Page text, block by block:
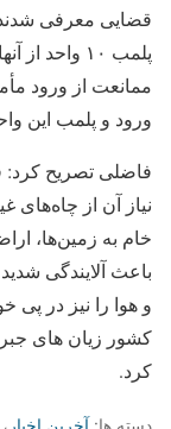
قضایی معرفی
پلمب ۱۰
ممانعت از ورود
ورود و پلمب این
فاضلی تصریح کرد:
نیاز آن از چاه‌های
خام به زمین‌ها،
باعث آلایندگی
و هوا را نیز در پی
کشور زیان های
کرد.